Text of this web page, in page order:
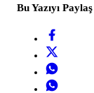
Bu Yazıyı Paylaş